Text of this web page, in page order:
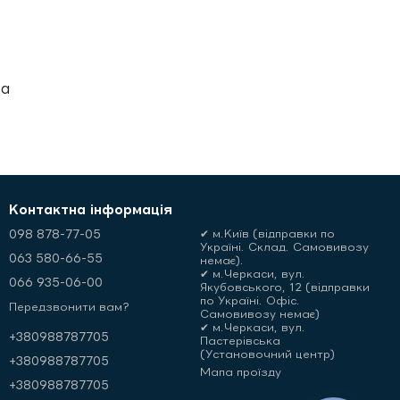
Контактна інформація
098 878-77-05
063 580-66-55
066 935-06-00
Передзвонити вам?
+380988787705
+380988787705
+380988787705
✔ м.Київ (відправки по
Україні. Склад. Самовивозу
немає).
✔ м.Черкаси, вул.
Якубовського, 12 (відправки
по Україні. Офіс.
Самовивозу немає)
✔ м.Черкаси, вул.
Пастерівська
(Установочний центр)
Мапа проїзду